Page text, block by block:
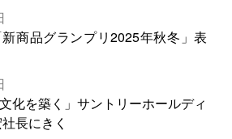
商品グランプリ2025年秋冬」表
化を築く」サントリーホールディ
長にきく